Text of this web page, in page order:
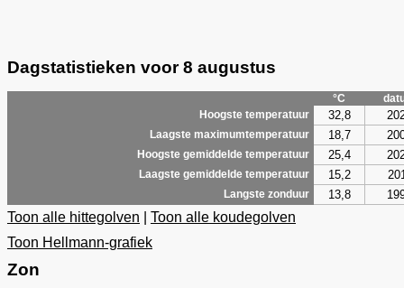
Dagstatistieken voor 8 augustus
°C
Hoogste temperatuur
32,8
Laagste maximumtemperatuur 18,7
Hoogste gemiddelde temperatuur 25,4
Laagste gemiddelde temperatuur 15,2
Langste zonduur 13,8
Toon alle hittegolven
Toon alle koudegolven
Toon Hellmann-grafiek
Zon